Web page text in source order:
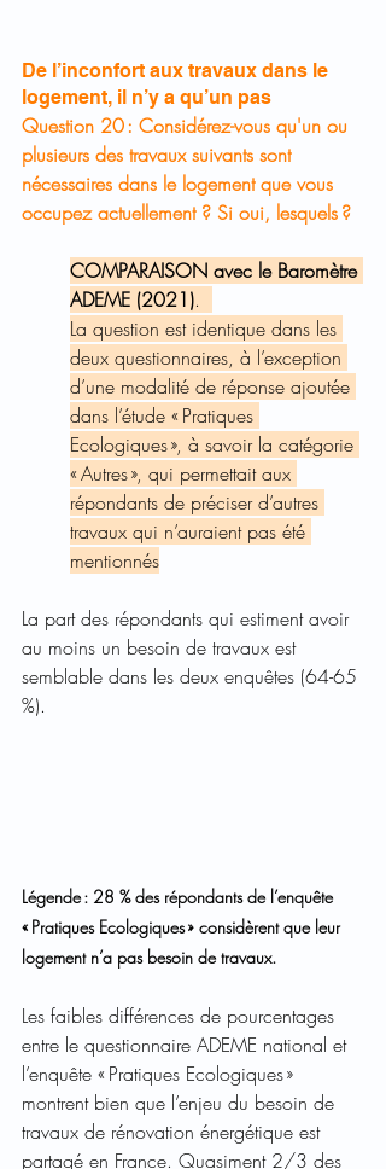
De l’inconfort aux travaux dans le
logement, il n’y a qu’un pas
​Question 20 : Considérez-vous qu'un ou
plusieurs des travaux suivants sont
nécessaires dans le logement que vous
occupez actuellement ? Si oui, lesquels ?
COMPARAISON avec le Baromètre
ADEME (2021).
La question est identique dans les
deux questionnaires, à l’exception
d’une modalité de réponse ajoutée
dans l’étude « Pratiques
Ecologiques », à savoir la catégorie
« Autres », qui permettait aux
répondants de préciser d’autres
travaux qui n’auraient pas été
mentionnés
La part des répondants qui estiment avoir
au moins un besoin de travaux est
semblable dans les deux enquêtes (64-65
%).
Légende : 28 % des répondants de l’enquête
« Pratiques Ecologiques » considèrent que leur
logement n’a pas besoin de travaux.
Les faibles différences de pourcentages
entre le questionnaire ADEME national et
l’enquête « Pratiques Ecologiques »
montrent bien que l’enjeu du besoin de
travaux de rénovation énergétique est
partagé en France. Quasiment 2/3 des